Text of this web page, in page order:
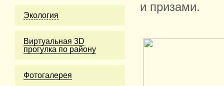
Экология
Виртуальная 3D
прогулка по району
Фотогалерея
и призами.